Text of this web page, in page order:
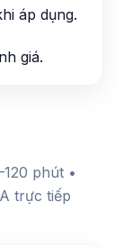
áp dụng.
giá.
phút •
trực tiếp